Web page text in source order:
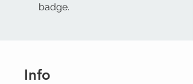
badge.
Info